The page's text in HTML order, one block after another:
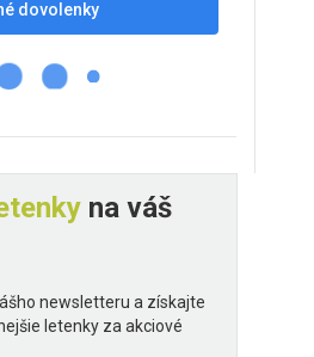
dovolenky
na váš
newsletteru a získajte
letenky za akciové